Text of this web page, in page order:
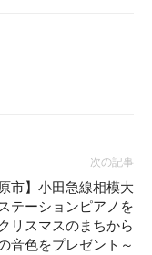
次の記事
原市】小田急線相模大
テーションピアノを
リスマスのまちから
音色をプレゼント～